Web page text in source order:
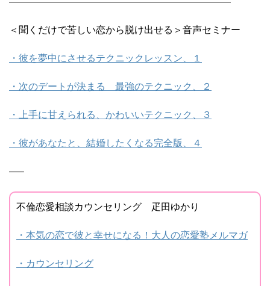
＜聞くだけで苦しい恋から脱け出せる＞音声セミナー
・彼を夢中にさせるテクニックレッスン、１
・次のデートが決まる 最強のテクニック、２
・上手に甘えられる、かわいいテクニック、３
・彼があなたと、結婚したくなる完全版、４
—–
不倫恋愛相談カウンセリング 疋田ゆかり
・本気の恋で彼と幸せになる！大人の恋愛塾メルマガ
・カウンセリング